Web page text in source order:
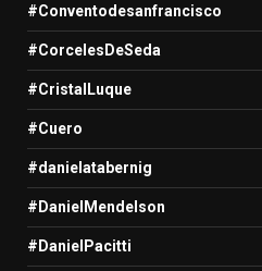
#Conventodesanfrancisco
#CorcelesDeSeda
#CristalLuque
#Cuero
#danielatabernig
#DanielMendelson
#DanielPacitti